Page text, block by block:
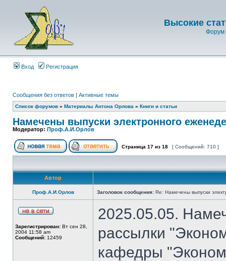
Высокие
Форум
Вход Регистрация
Сообщения без ответов | Активные темы
Список форумов » Материалы Антона Орлова » Книги и статьи
Намечены выпуски электронного
Модератор: Проф.А.И.Орлов
Страница 17 из 18 [ Сообщений: 710 ]
Автор
Проф.А.И.Орлов Заголовок сообщения: Re: Намечены выпуски
Зарегистрирован: Вт сен 28,
2004 11:58 am
Сообщений: 12459
2025.05.05.
рассылки
кафедры